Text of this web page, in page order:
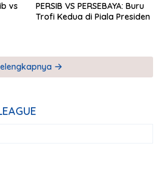
vs
PERSIB VS PERSEBAYA: Buru
Trofi Kedua di Piala Presiden